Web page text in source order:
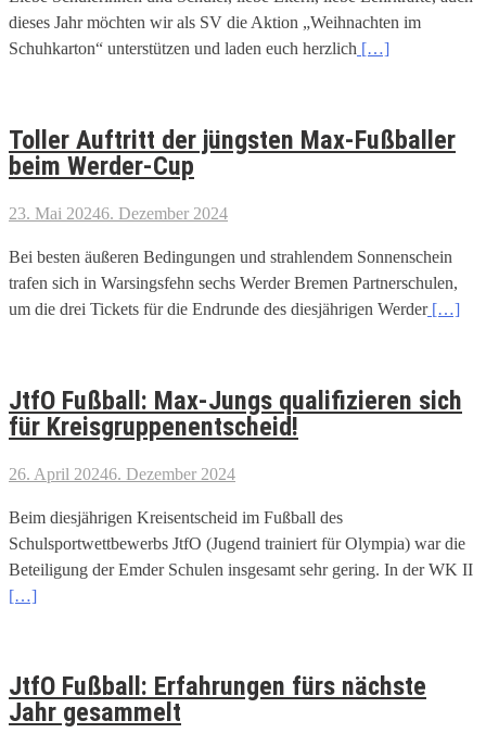
dieses Jahr möchten wir als SV die Aktion „Weihnachten im
Schuhkarton“ unterstützen und laden euch herzlich […]
Toller Auftritt der jüngsten Max-Fußballer
beim Werder-Cup
23. Mai 20246. Dezember 2024
Bei besten äußeren Bedingungen und strahlendem Sonnenschein
trafen sich in Warsingsfehn sechs Werder Bremen Partnerschulen,
um die drei Tickets für die Endrunde des diesjährigen Werder[…]
JtfO Fußball: Max-Jungs qualifizieren sich
für Kreisgruppenentscheid!
26. April 20246. Dezember 2024
Beim diesjährigen Kreisentscheid im Fußball des
Schulsportwettbewerbs JtfO (Jugend trainiert für Olympia) war die
Beteiligung der Emder Schulen insgesamt sehr gering. In der WK II
[…]
JtfO Fußball: Erfahrungen fürs nächste
Jahr gesammelt